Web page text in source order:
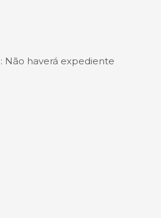
: Não haverá expediente